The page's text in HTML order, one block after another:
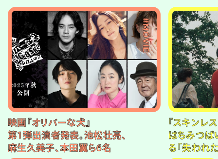
#MOVIE
映画『オリバーな犬』
第1弾出演者発表。池松壮亮、
麻生久美子、本田翼ら6名
『スキンレ
はちみつぱ
る「失われ